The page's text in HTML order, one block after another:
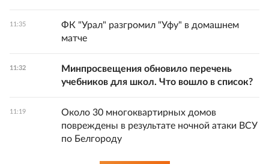
11:35
ФК "Урал" разгромил "Уфу" в домашнем
матче
11:32
Минпросвещения обновило перечень
учебников для школ. Что вошло в список?
11:19
Около 30 многоквартирных домов
повреждены в результате ночной атаки ВСУ
по Белгороду